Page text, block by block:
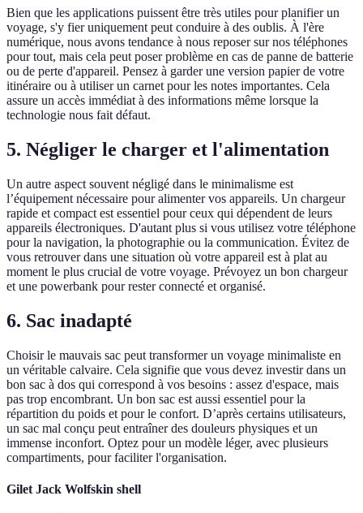
Bien que les applications puissent être très utiles pour planifier un
voyage, s'y fier uniquement peut conduire à des oublis. À l'ère
numérique, nous avons tendance à nous reposer sur nos téléphones
pour tout, mais cela peut poser problème en cas de panne de batterie
ou de perte d'appareil. Pensez à garder une version papier de votre
itinéraire ou à utiliser un carnet pour les notes importantes. Cela
assure un accès immédiat à des informations même lorsque la
technologie nous fait défaut.
5. Négliger le charger et l'alimentation
Un autre aspect souvent négligé dans le minimalisme est
l’équipement nécessaire pour alimenter vos appareils. Un chargeur
rapide et compact est essentiel pour ceux qui dépendent de leurs
appareils électroniques. D'autant plus si vous utilisez votre téléphone
pour la navigation, la photographie ou la communication. Évitez de
vous retrouver dans une situation où votre appareil est à plat au
moment le plus crucial de votre voyage. Prévoyez un bon chargeur
et une powerbank pour rester connecté et organisé.
6. Sac inadapté
Choisir le mauvais sac peut transformer un voyage minimaliste en
un véritable calvaire. Cela signifie que vous devez investir dans un
bon sac à dos qui correspond à vos besoins : assez d'espace, mais
pas trop encombrant. Un bon sac est aussi essentiel pour la
répartition du poids et pour le confort. D’après certains utilisateurs,
un sac mal conçu peut entraîner des douleurs physiques et un
immense inconfort. Optez pour un modèle léger, avec plusieurs
compartiments, pour faciliter l'organisation.
Gilet Jack Wolfskin shell